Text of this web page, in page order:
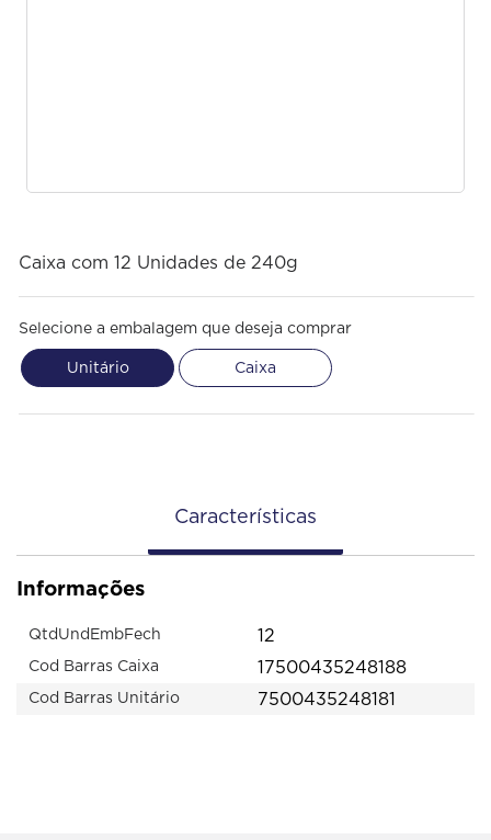
Caixa com 12 Unidades de 240g
Selecione a embalagem que deseja comprar
Unitário Caixa
Características
Informações
QtdUndEmbFech 12
Cod Barras Caixa 17500435248188
Cod Barras Unitário 7500435248181